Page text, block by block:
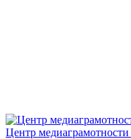
Центр медиаграмотности